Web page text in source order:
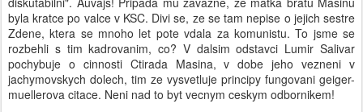
byla kratce po valce v KSC. Divi se, ze se tam nepise o jejich sestre
Zdene, ktera se mnoho let pote vdala za komunistu. To jsme se
rozbehli s tim kadrovanim, co? V dalsim odstavci Lumir Salivar
pochybuje o cinnosti Ctirada Masina, v dobe jeho vezneni v
jachymovskych dolech, tim ze vysvetluje principy fungovani geiger-
muellerova citace. Neni nad to byt vecnym ceskym odbornikem!